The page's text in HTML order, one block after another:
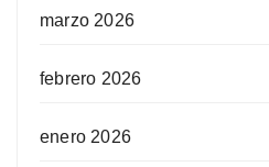
marzo 2026
febrero 2026
enero 2026